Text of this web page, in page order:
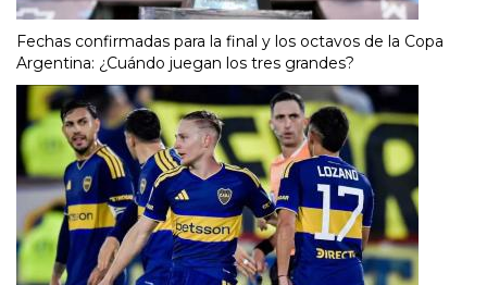
Fechas confirmadas para la final y los octavos de la Copa
Argentina: ¿Cuándo juegan los tres grandes?